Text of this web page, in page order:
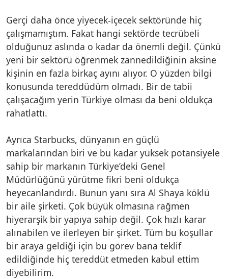
Gerçi daha önce yiyecek-içecek sektöründe hiç
çalışmamıştım. Fakat hangi sektörde tecrübeli
olduğunuz aslında o kadar da önemli değil. Çünkü
yeni bir sektörü öğrenmek zannedildiğinin aksine
kişinin en fazla birkaç ayını alıyor. O yüzden bilgi
konusunda tereddüdüm olmadı. Bir de tabii
çalışacağım yerin Türkiye olması da beni oldukça
rahatlattı.
Ayrıca Starbucks, dünyanın en güçlü
markalarından biri ve bu kadar yüksek potansiyele
sahip bir markanın Türkiye’deki Genel
Müdürlüğünü yürütme fikri beni oldukça
heyecanlandırdı. Bunun yanı sıra Al Shaya köklü
bir aile şirketi. Çok büyük olmasına rağmen
hiyerarşik bir yapıya sahip değil. Çok hızlı karar
alınabilen ve ilerleyen bir şirket. Tüm bu koşullar
bir araya geldiği için bu görev bana teklif
edildiğinde hiç tereddüt etmeden kabul ettim
diyebilirim.